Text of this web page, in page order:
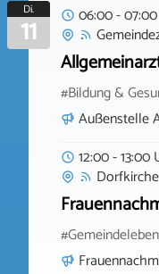
Di.
11
06:00 -
#Bildung &
Außenstelle
12:00 - 13:00
Dorfkirche